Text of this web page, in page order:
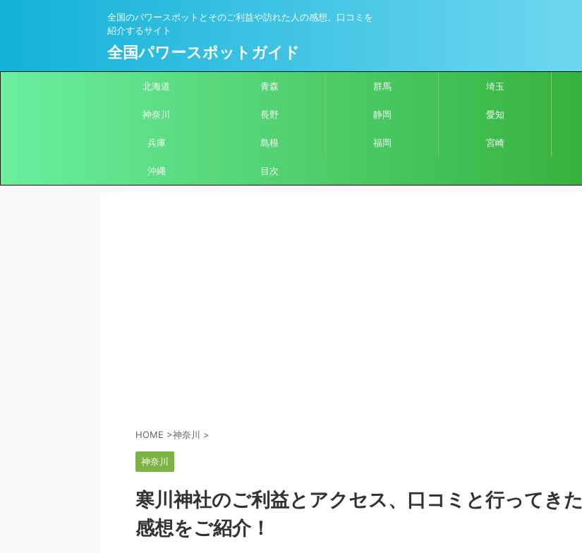
全国のパワースポットとそのご利益や訪れた人の感想、口コミを
紹介するサイト
全国パワースポットガイド
北海道 青森 群馬 埼玉
神奈川 長野 静岡 愛知
兵庫 島根 福岡 宮崎
沖縄 目次
HOME >神奈川 >
神奈川
寒川神社のご利益とアクセス、口コミと行ってきた
感想をご紹介！